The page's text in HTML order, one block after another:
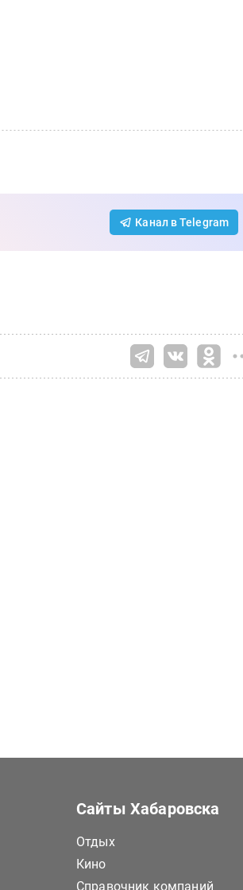
Канал в Telegram
Сайты Хабаровска
Отдых
Кино
Справочник компаний